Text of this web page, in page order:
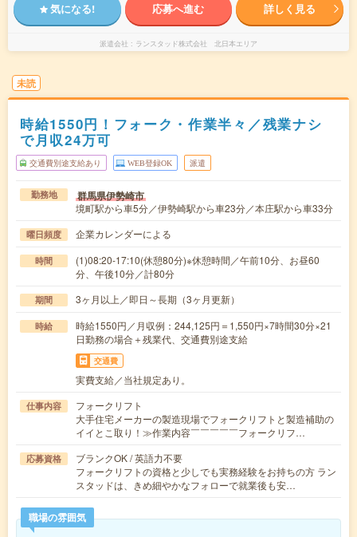
気になる! 応募へ進む 詳しく見る
派遣会社 ランスタッド株式会社 北日本エリア
未読
時給1550円！フォーク・作業半々／残業ナシ
で月収24万可
交通費別途支給あり WEB登録OK 派遣
勤務地 群馬県伊勢崎市
境町駅から車5分／伊勢崎駅から車23分／本庄駅から車33分
曜日頻度 企業カレンダーによる
時間
(1)08:20-17:10(休憩80分)※休憩時間／午前10分、お昼60
分、午後10分／計80分
期間 3ヶ月以上／即日～長期（3ヶ月更新）
時給
時給1550円／月収例：244,125円＝1,550円×7時間30分×21
日勤務の場合＋残業代、交通費別途支給
交通費
実費支給／当社規定あり。
仕事内容
フォークリフト
大手住宅メーカーの製造現場でフォークリフトと製造補助の
イイとこ取り！≫作業内容￣￣￣￣￣フォークリフ…
応募資格
ブランクOK / 英語力不要
フォークリフトの資格と少しでも実務経験をお持ちの方 ラン
スタッドは、きめ細やかなフォローで就業後も安…
職場の雰囲気